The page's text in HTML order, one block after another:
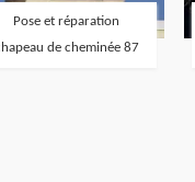
Pose et réparation
de cheminée 87